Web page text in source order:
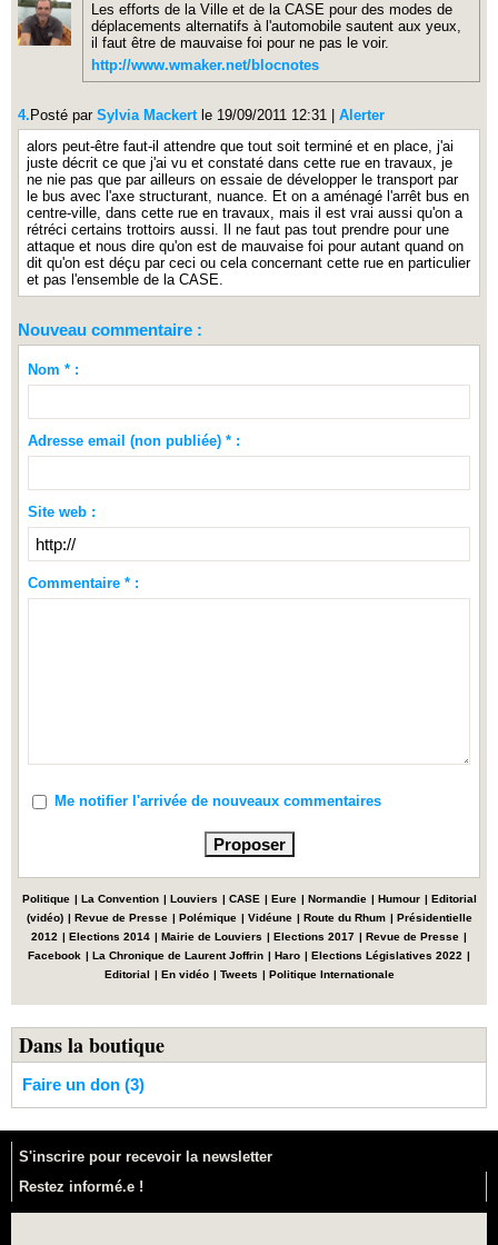
Les efforts de la Ville et de la CASE pour des modes de
déplacements alternatifs à l'automobile sautent aux yeux,
il faut être de mauvaise foi pour ne pas le voir.
http://www.wmaker.net/blocnotes
4. Posté par Sylvia Mackert le 19/09/2011 12:31
Alerter
alors peut-être faut-il attendre que tout soit terminé et en place, j'ai
juste décrit ce que j'ai vu et constaté dans cette rue en travaux, je
ne nie pas que par ailleurs on essaie de développer le transport par
le bus avec l'axe structurant, nuance. Et on a aménagé l'arrêt bus en
centre-ville, dans cette rue en travaux, mais il est vrai aussi qu'on a
rétréci certains trottoirs aussi. Il ne faut pas tout prendre pour une
attaque et nous dire qu'on est de mauvaise foi pour autant quand on
dit qu'on est déçu par ceci ou cela concernant cette rue en particulier
et pas l'ensemble de la CASE.
Nouveau commentaire :
Nom * :
Adresse email (non publiée) * :
Site web :
Commentaire * :
Me notifier l'arrivée de nouveaux commentaires
Politique | La Convention | Louviers | CASE | Eure | Normandie | Humour | Editorial
(vidéo) | Revue de Presse | Polémique | Vidéune | Route du Rhum | Présidentielle
2012 | Elections 2014 | Mairie de Louviers | Elections 2017 | Revue de Presse |
Facebook | La Chronique de Laurent Joffrin | Haro | Elections Législatives 2022 |
Editorial | En vidéo | Tweets | Politique Internationale
Dans la boutique
Faire un don (3)
S'inscrire pour recevoir la newsletter
Restez informé.e !